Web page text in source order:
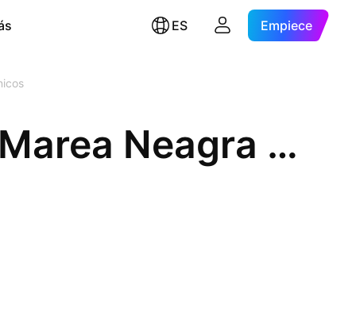
ES Empiece
Turism Hoteluri Restaurante Marea Neagra SA